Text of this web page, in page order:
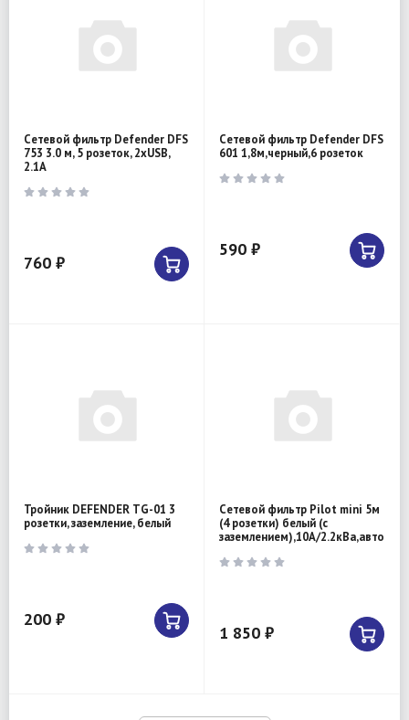
Сетевой фильтр Defender DFS
753 3.0 м, 5 розеток, 2xUSB,
2.1A
760 ₽
Сетевой фильтр Defender DFS
601 1,8м,черный,6 розеток
590 ₽
Тройник DEFENDER TG-01 3
розетки, заземление, белый
200 ₽
Сетевой фильтр Pilot mini 5м
(4 розетки) белый (с
заземлением),10А/2.2кВа,автомат
1 850 ₽